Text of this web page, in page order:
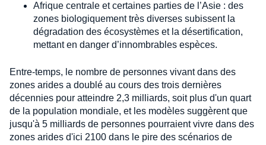
Afrique centrale et certaines parties de l’Asie : des
zones biologiquement très diverses subissent la
dégradation des écosystèmes et la désertification,
mettant en danger d’innombrables espèces.
Entre-temps, le nombre de personnes vivant dans des
zones arides a doublé au cours des trois dernières
décennies pour atteindre 2,3 milliards, soit plus d'un quart
de la population mondiale, et les modèles suggèrent que
jusqu'à 5 milliards de personnes pourraient vivre dans des
zones arides d'ici 2100 dans le pire des scénarios de